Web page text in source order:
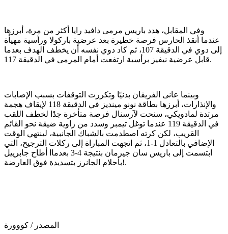
وفي المقابل، هدد باريس مرمى دافيد رايا أكثر من مرة، أبرزها
عندما أنقذ الحارس فرصة خطيرة بعد عرضية باركولا ورأسية مهيأة
إلى دوي في الدقيقة 107، ثم كاد دوي نفسه أن يخطف الهدف بعدما
قابل عرضية نيفيز برأسية ارتفعت أمام المرمى في الدقيقة 117.
وبينما عانى الفريقان بدنيًا وتكررت التوقفات بسبب الإصابات
والإنذارات، أبرزها بطاقة نونو مينديز في الدقيقة 118 لإيقاف هجمة
مرتدة لمادويكي، سنحت لآرسنال فرصة متأخرة جدًا لخطف اللقب
في الدقيقة 119 عندما توغل تيمبر وسدد من زاوية ضيقة نحو القائم
القريب، لكن كرته اصطدمت بالشباك الجانبية، لينتهي الوقت
الإضافي بالتعادل 1-1، ثم اتجهت المباراة إلى ركلات الترجيح، التي
ابتسمت إلى باريس سان جيرمان بنتيجة 4-3 بعدماا أطاح جابرييل
بأحلام الجانرز بتسديدة فوق العارضة!.
المصدر / كووورة